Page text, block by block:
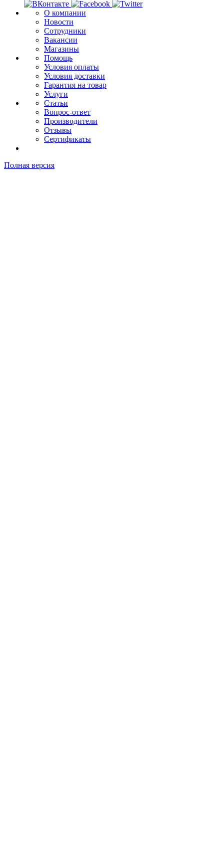
О компании
Новости
Сотрудники
Вакансии
Магазины
Помощь
Условия оплаты
Условия доставки
Гарантия на товар
Услуги
Статьи
Вопрос-ответ
Производители
Отзывы
Сертификаты
Полная версия